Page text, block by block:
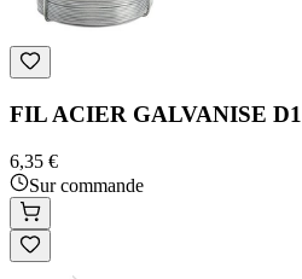
FIL ACIER GALVANISE
6,35 €
Sur commande